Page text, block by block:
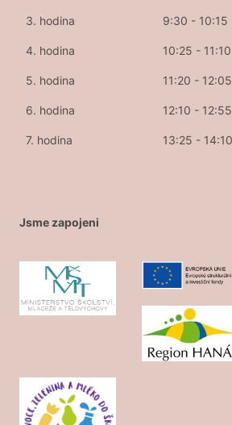
3. hodina 9:30 - 10:15
4. hodina 10:25 - 11:10
5. hodina 11:20 - 12:05
6. hodina 12:10 - 12:55
7. hodina 13:25 - 14:10
Jsme zapojeni